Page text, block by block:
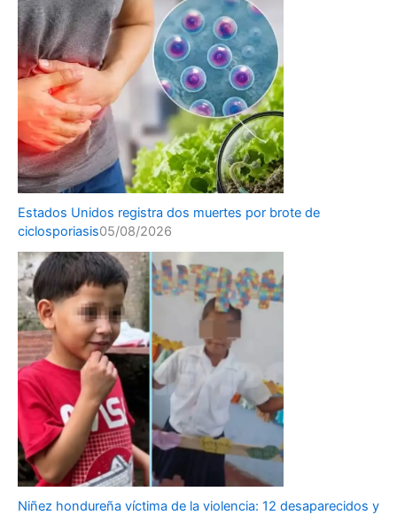
Estados Unidos registra dos muertes por brote de
ciclosporiasis05/08/2026
Niñez hondureña víctima de la violencia: 12 desaparecidos y